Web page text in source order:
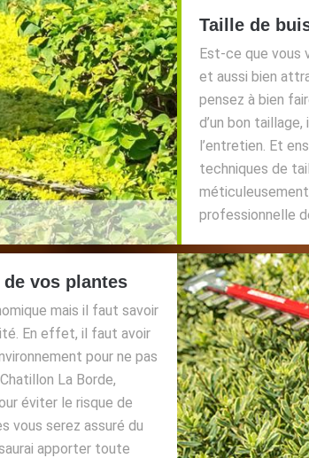
Taille de
Est-ce que vous
et aussi bien
pensez à bien
d’un bon
l’entretien. Et
techniques de
professionnelle
vos plantes
mais il faut savoir
En effet, il faut avoir
pour ne pas
La Borde,
éviter le risque de
vous serez assuré du
apporter toute